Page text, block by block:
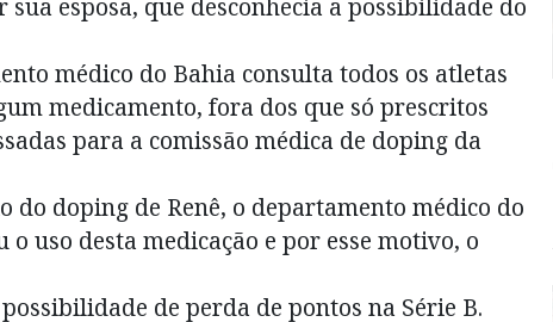
esposa, que desconhecia a possibilidade do
médico do Bahia consulta todos os atletas
medicamento, fora dos que só prescritos
para a comissão médica de doping da
doping de Renê, o departamento médico do
uso desta medicação e por esse motivo, o
de perda de pontos na Série B.